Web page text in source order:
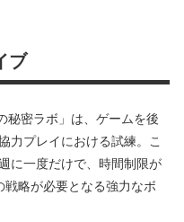
ブ
秘密ラボ」は、ゲームを後
力プレイにおける試練。こ
に一度だけで、時間制限が
略が必要となる強力なボ